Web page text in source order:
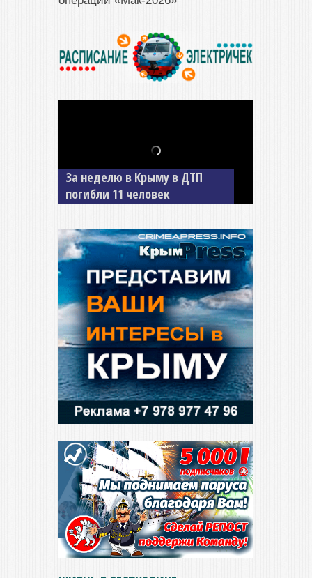
В Джанкое водитель ВАЗа
сбил двух детей на «зебре»